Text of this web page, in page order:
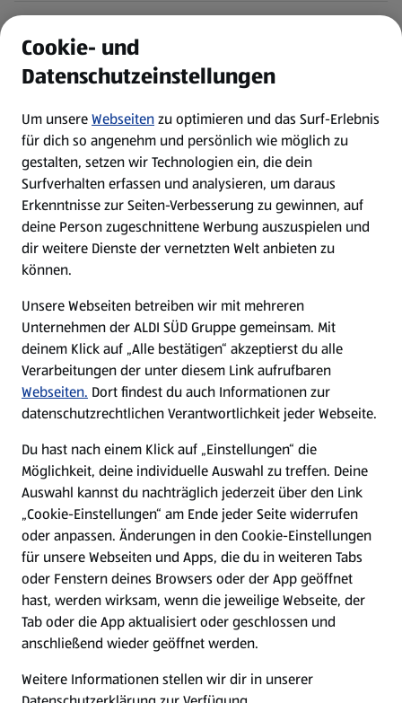
Newsletter
WhatsApp
Über ALDI SÜD
Filialen
Nachhaltigkeit
Karriere
Presse
Hilfe & Kontakt
(öffnet in einem neuen Tab)
Unternehmen
Folge uns hier:
Cookie- und
Datenschutzeinstellungen
Um unsereWebseitenzu optimieren und das Surf-Erlebnis
für dich so angenehm und persönlich wie möglich zu
gestalten, setzen wir Technologien ein, die dein
Surfverhalten erfassen und analysieren, um daraus
Erkenntnisse zur Seiten-Verbesserung zu gewinnen, auf
deine Person zugeschnittene Werbung auszuspielen und
dir weitere Dienste der vernetzten Welt anbieten zu
können.
Unsere Webseiten betreiben wir mit mehreren
Unternehmen der ALDI SÜD Gruppe gemeinsam. Mit
deinem Klick auf „Alle bestätigen“ akzeptierst du alle
Verarbeitungen der unter diesem Link aufrufbaren
Webseiten. Dort findest du auch Informationen zur
datenschutzrechtlichen Verantwortlichkeit jeder Webseite.
Du hast nach einem Klick auf „Einstellungen“ die
Möglichkeit, deine individuelle Auswahl zu treffen. Deine
Auswahl kannst du nachträglich jederzeit über den Link
„Cookie-Einstellungen“ am Ende jeder Seite widerrufen
oder anpassen. Änderungen in den Cookie-Einstellungen
für unsere Webseiten und Apps, die du in weiteren Tabs
oder Fenstern deines Browsers oder der App geöffnet
hast, werden wirksam, wenn die jeweilige Webseite, der
Tab oder die App aktualisiert oder geschlossen und
anschließend wieder geöffnet werden.
Weitere Informationen stellen wir dir in unserer